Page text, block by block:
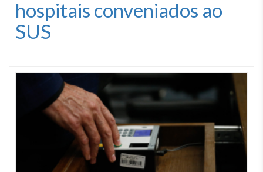
hospitais conveniados ao
SUS